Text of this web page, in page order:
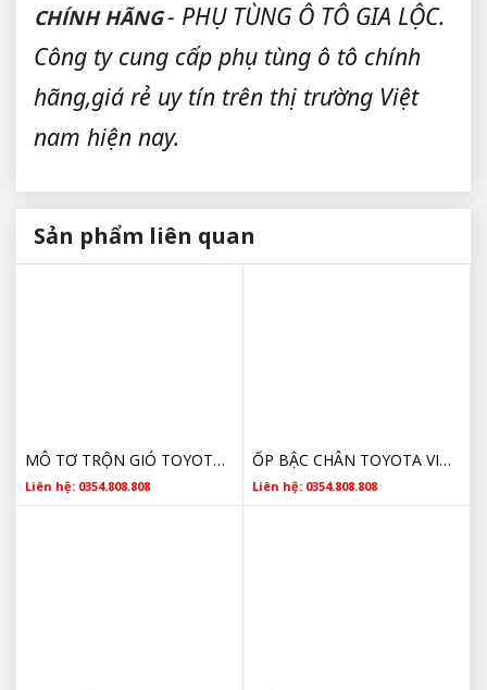
CHÍNH HÃNG- PHỤ TÙNG Ô TÔ GIA LỘC.
Công ty cung cấp phụ tùng ô tô chính
hãng,giá rẻ uy tín trên thị trường Việt
nam hiện nay.
Sản phẩm liên quan
MÔ TƠ TRỘN GIÓ TOYOTA GIÁ TỐT
Liên hệ: 0354.808.808
ỐP BẬC CHÂN TOYOTA VIOS CHÍNH HÃNG
Liên hệ: 0354.808.808